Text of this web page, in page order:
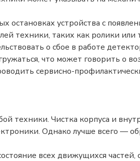
остановках устройства с
техники, таких как ролики
о сбое в работе
что может говорить о
сервисно-
техники. Чистка корпуса и
Однако лучше всего —
всех движущихся